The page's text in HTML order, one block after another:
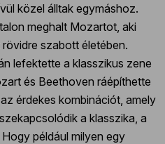
közel álltak egymáshoz.
meghalt Mozartot, aki
szabott életében.
lefektette a klasszikus zene
és Beethoven ráépíthette
érdekes kombinációt, amely
a klasszika, a
például milyen egy